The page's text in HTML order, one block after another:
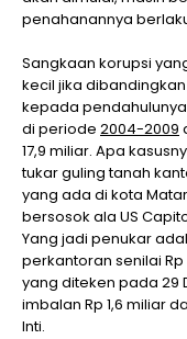
penahanannya
Sangkaan korupsi
kecil jika
kepada
di periode 2004-2009
17,9 miliar. Apa
tukar guling tanah
yang ada di kota
bersosok ala US
Yang jadi penukar
perkantoran senilai Rp
yang diteken pada 29
imbalan Rp 1,6 miliar
Inti.